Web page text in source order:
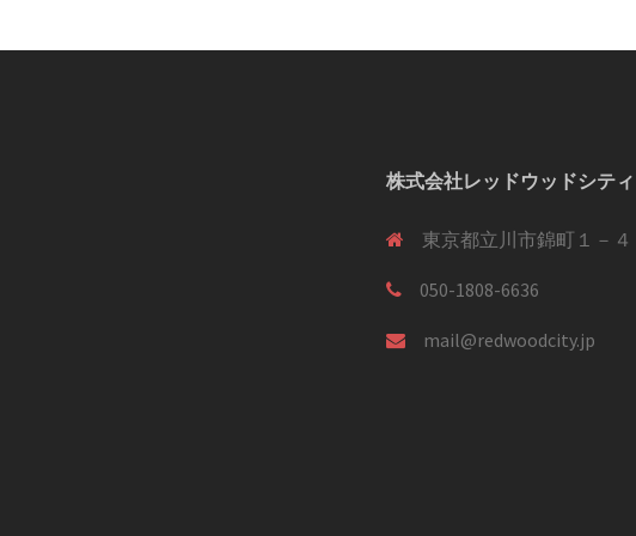
株式会社レッドウッドシティ
東京都立川市錦町１－
050-1808-6636
mail@redwoodcity.jp